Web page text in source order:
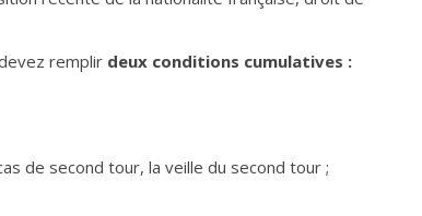
remplir deux conditions cumulatives :
de second tour, la veille du second tour ;